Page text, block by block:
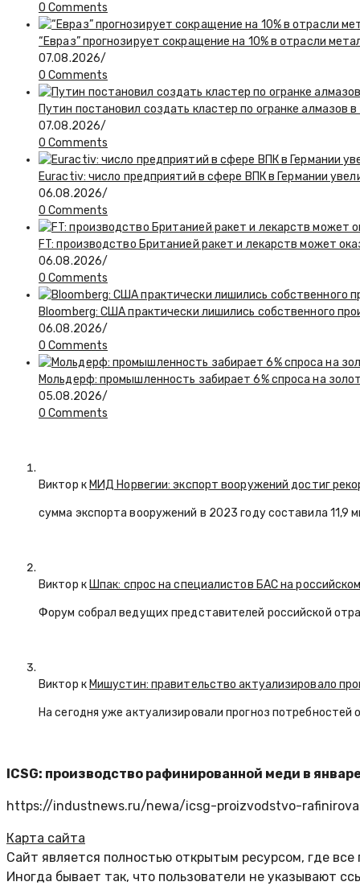
0 Comments
“Евраз” прогнозирует сокращение на 10% в отрасли
07.08.2026/
0 Comments
Путин постановил создать кластер по огранке алмазов
07.08.2026/
0 Comments
Euractiv: число предприятий в сфере ВПК в Германии
06.08.2026/
0 Comments
FT: производство Британией ракет и лекарств может
06.08.2026/
0 Comments
Bloomberg: США практически лишились собственного
06.08.2026/
0 Comments
Мольдерф: промышленность забирает 6% спроса на
05.08.2026/
0 Comments
Виктор кМИД Норвегии: экспорт вооружений достиг
сумма экспорта вооружений в 2023 году составила 11,9
Виктор кШпак: спрос на специалистов БАС на
Форум собрал ведущих представителей российской
Виктор кМишустин: правительство актуализировало
На сегодня уже актуализировали прогноз
ICSG: производство рафинированной меди в
https://industnews.ru/newa/icsg-proizvodstvo-
Карта сайта
Сайт является полностью открытым ресурсом, где
Иногда бывает так, что пользователи не указывают